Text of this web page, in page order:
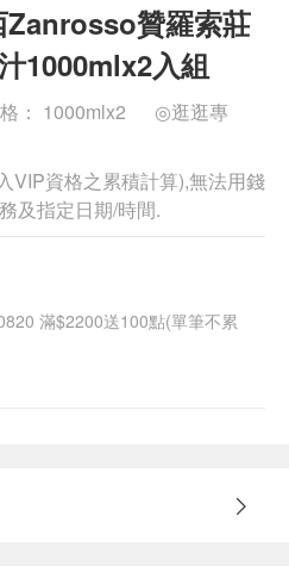
Zanrosso贊羅索莊
1000mlx2入組
： 1000mlx2
◎逛逛專
VIP資格之累積計算),無法用錢
及指定日期/時間.
滿$2200送100點(單筆不累